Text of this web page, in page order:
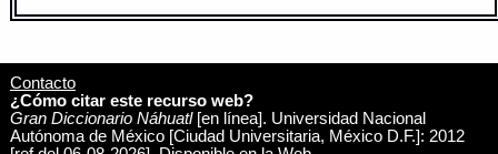
Contacto
¿Cómo citar este recurso web?
Gran Diccionario Náhuatl[en línea]. Universidad Nacional
Autónoma de México [Ciudad Universitaria, México D.F.]: 2012